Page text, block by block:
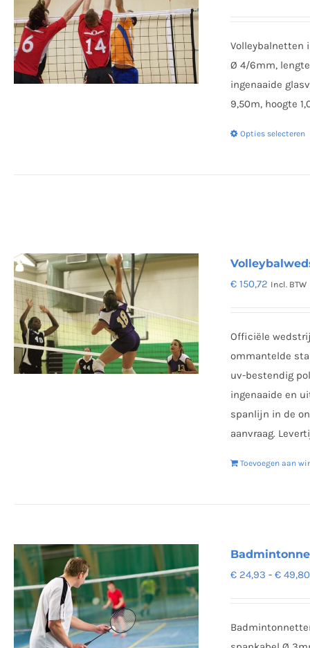
Volleybalnetten
Ø 4/6mm,
ingenaaide
9,50m, hoogte
Opties selecteren
€ 150,72 Incl. BTW
Officiële
ommantelde
uv-bestendig
ingenaaide en
spanlijn in de
aanvraag.
Toevoegen aan
€ 24,93 - € 49,80